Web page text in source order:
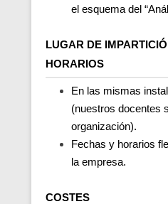
el esquema del
LUGAR DE
HORARIOS
En las mismas
(nuestros docentes
organización).
Fechas y horarios
la empresa.
COSTES